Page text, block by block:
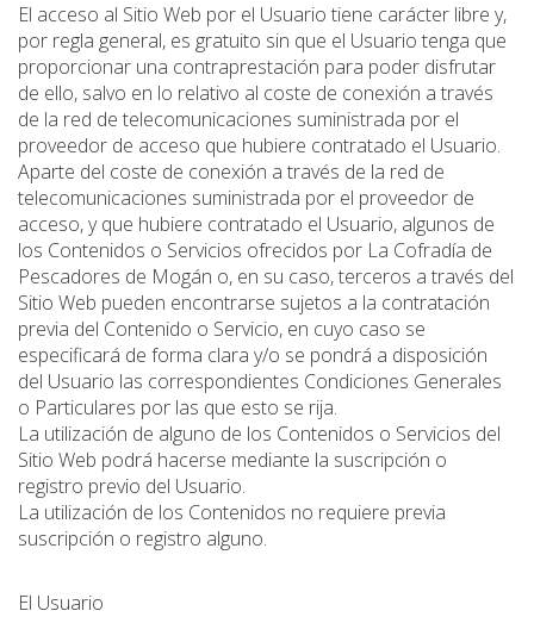
El acceso al Sitio Web por el Usuario tiene carácter libre y,
por regla general, es gratuito sin que el Usuario tenga que
proporcionar una contraprestación para poder disfrutar
de ello, salvo en lo relativo al coste de conexión a través
de la red de telecomunicaciones suministrada por el
proveedor de acceso que hubiere contratado el Usuario.
Aparte del coste de conexión a través de la red de
telecomunicaciones suministrada por el proveedor de
acceso, y que hubiere contratado el Usuario, algunos de
los Contenidos o Servicios ofrecidos por La Cofradía de
Pescadores de Mogán o, en su caso, terceros a través del
Sitio Web pueden encontrarse sujetos a la contratación
previa del Contenido o Servicio, en cuyo caso se
especificará de forma clara y/o se pondrá a disposición
del Usuario las correspondientes Condiciones Generales
o Particulares por las que esto se rija.
La utilización de alguno de los Contenidos o Servicios del
Sitio Web podrá hacerse mediante la suscripción o
registro previo del Usuario.
La utilización de los Contenidos no requiere previa
suscripción o registro alguno.
El Usuario